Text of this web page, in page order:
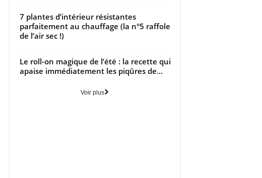
7 plantes d’intérieur résistantes
parfaitement au chauffage (la n°5 raffole
de l’air sec !)
Le roll-on magique de l’été : la recette qui
apaise immédiatement les piqûres de...
Voir plus